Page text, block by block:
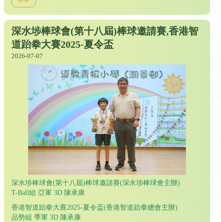
深水埗棒球會(第十八屆)棒球邀請賽,香港智
道跆拳大賽2025-夏令盃
2026-07-07
深水埗棒球會(第十八屆)棒球邀請賽(深水埗棒球會主辦)
T-Ball組 亞軍 3D 陳承康
香港智道跆拳大賽2025-夏令盃(香港智道跆拳總會主辦)
品勢組 季軍 3D 陳承康